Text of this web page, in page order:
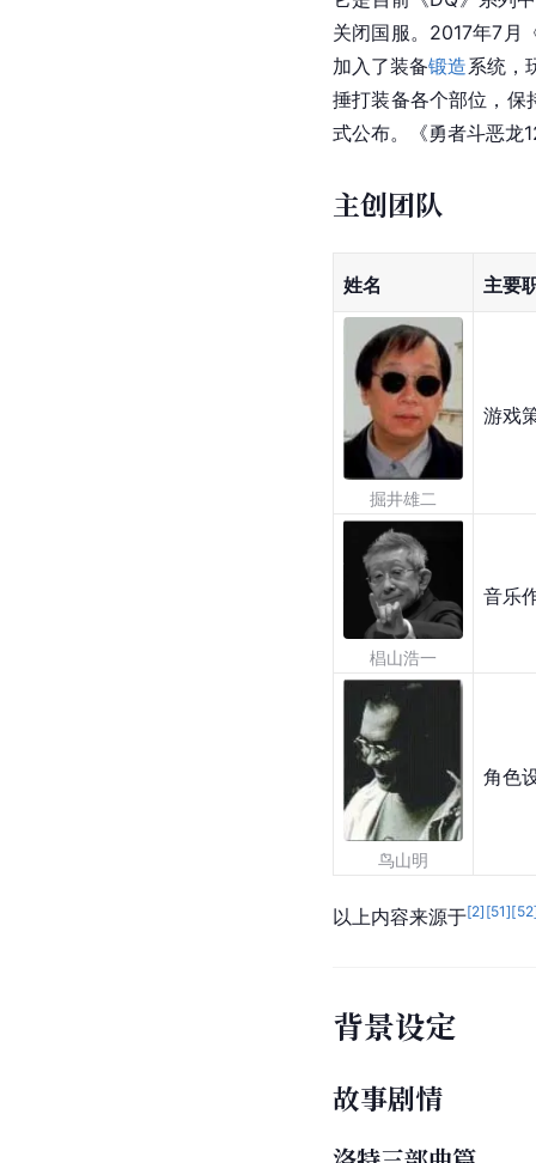
关闭国服。2017年7月
加入了装备锻造系统，
捶打装备各个部位，保
式公布。《勇者斗恶龙
主创团队
姓名 主要
掘井雄二
游戏
椙山浩一
音乐
鸟山明
角色
以上内容来源于[2] [51][52
背景设定
故事剧情